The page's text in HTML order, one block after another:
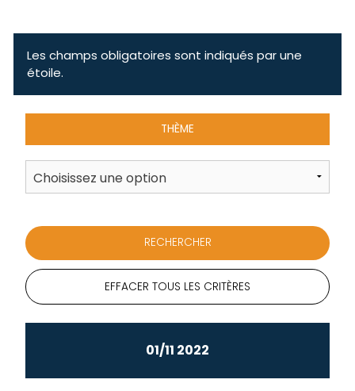
Les champs obligatoires sont indiqués par une
étoile.
THÈME
EFFACER TOUS LES CRITÈRES
01/11 2022